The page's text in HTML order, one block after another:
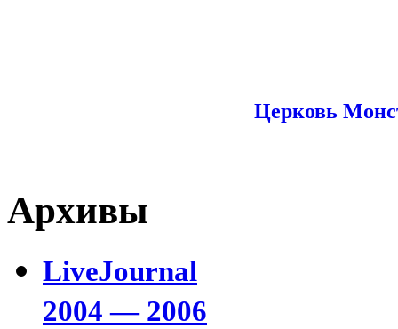
Церковь
Архивы
LiveJournal
2004 — 2006